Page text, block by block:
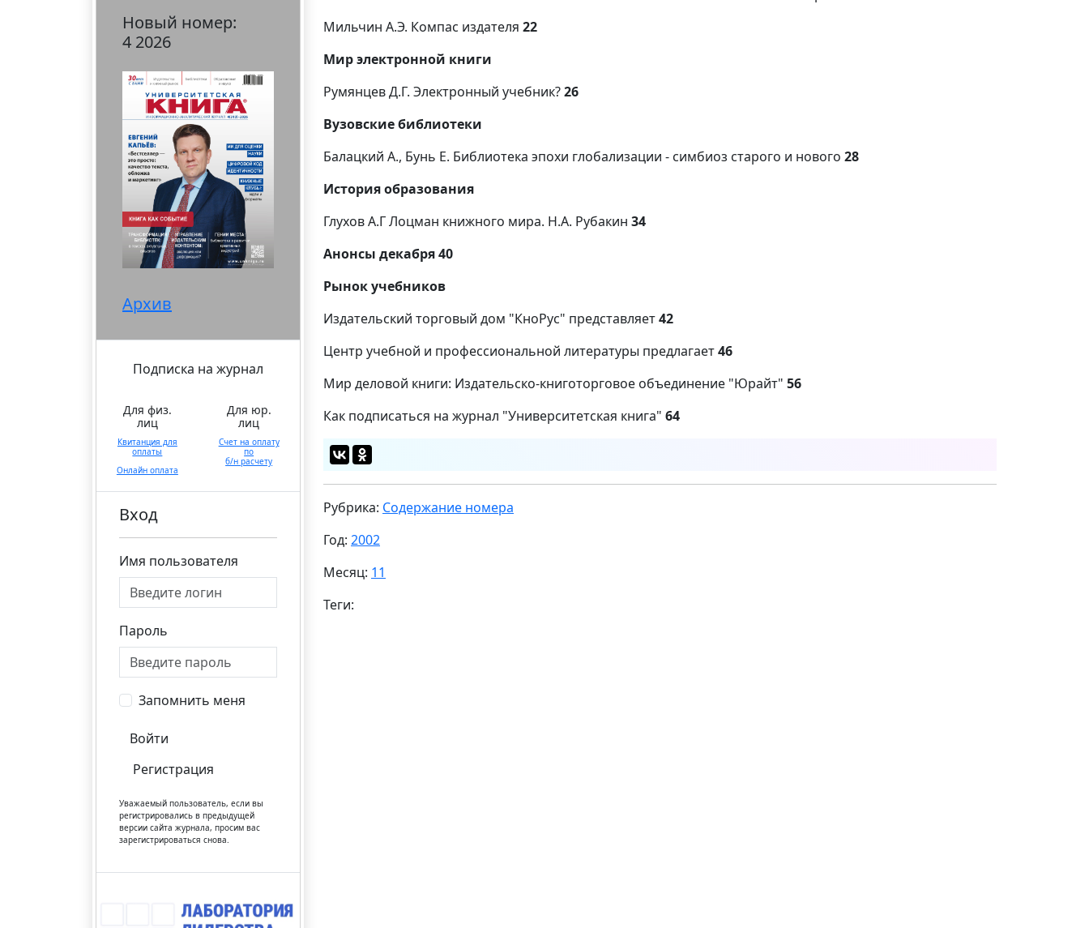
Новый номер:
4 2026
Архив
Подписка на журнал
Для физ.
лиц
Квитанция для
оплаты
Онлайн оплата
Для юр.
лиц
Счет на оплату
по
б/н расчету
Вход
Имя пользователя
Пароль
Запомнить меня
Войти
Регистрация
Уважаемый пользователь, если вы
регистрировались в предыдущей
версии сайта журнала, просим вас
зарегистрироваться снова.
Мильчин А.Э. Компас издателя 22
Мир электронной книги
Румянцев Д.Г. Электронный учебник?26
Вузовские библиотеки
Балацкий А., Бунь Е. Библиотека эпохи глобализации - симбиоз старого и нового 28
История образования
Глухов А.Г Лоцман книжного мира. Н.А. Рубакин 34
Анонсы декабря 40
Рынок учебников
Издательский торговый дом "КноРус" представляет42
Центр учебной и профессиональной литературы предлагает46
Мир деловой книги: Издательско-книготорговое объединение "Юрайт" 56
Как подписаться на журнал "Университетская книга" 64
Рубрика: Содержание номера
Год: 2002
Месяц: 11
Теги: